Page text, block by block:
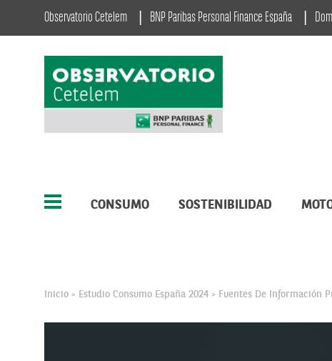
Observatorio Cetelem BNP Paribas Personal Finance España
CONSUMO SOSTENIBILIDAD
Inicio > Estudio Consumo España 2024 > Fuentes De Información